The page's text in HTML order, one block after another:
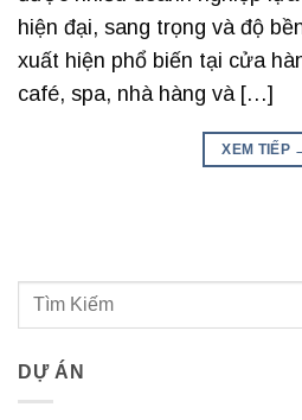
hiện đại, sang trọng và độ
xuất hiện phổ biến tại cửa
café, spa, nhà hàng và […]
XEM TIẾP
DỰ ÁN